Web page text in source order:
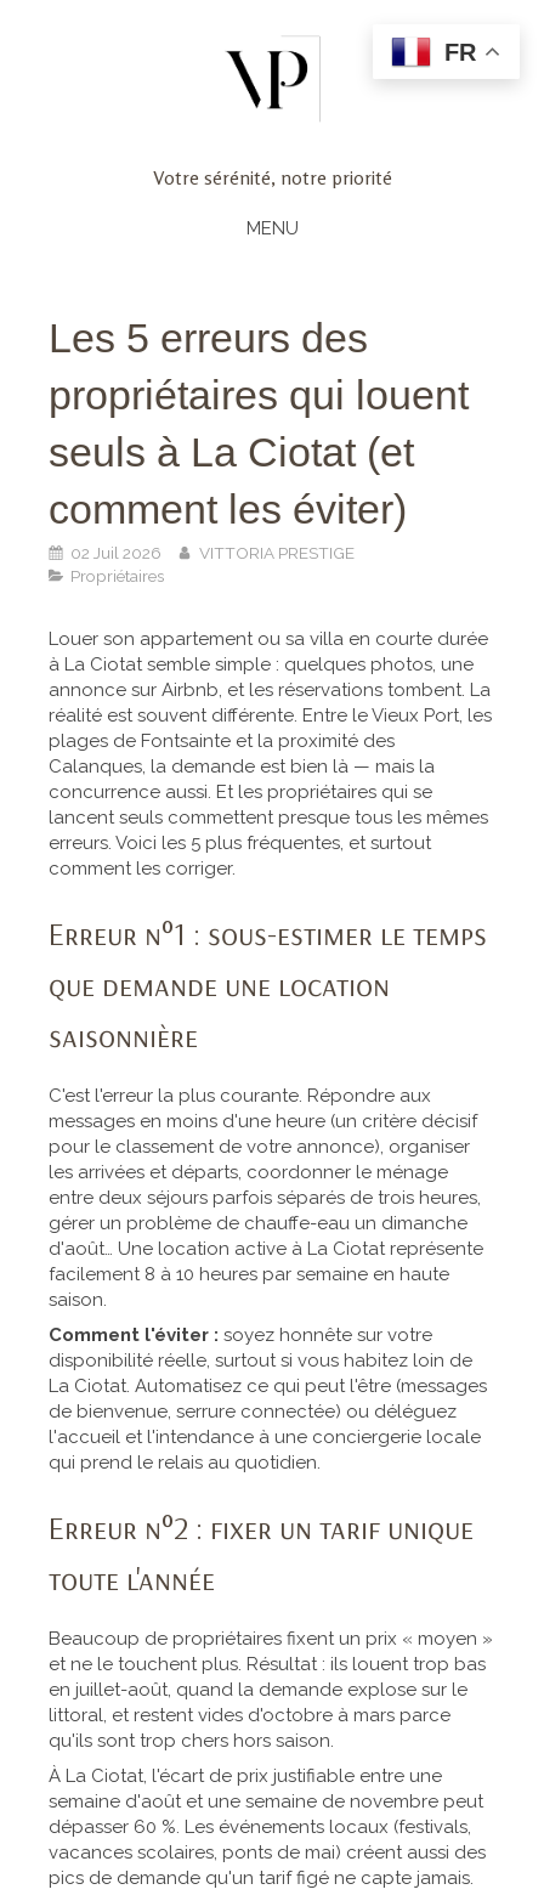
Votre sérénité, notre priorité
MENU
Les 5 erreurs des
propriétaires qui louent
seuls à La Ciotat (et
comment les éviter)
02 Juil 2026
VITTORIA PRESTIGE
Propriétaires
Louer son appartement ou sa villa en courte durée
à La Ciotat semble simple : quelques photos, une
annonce sur Airbnb, et les réservations tombent. La
réalité est souvent différente. Entre le Vieux Port, les
plages de Fontsainte et la proximité des
Calanques, la demande est bien là — mais la
concurrence aussi. Et les propriétaires qui se
lancent seuls commettent presque tous les mêmes
erreurs. Voici les 5 plus fréquentes, et surtout
comment les corriger.
Erreur n°1 : sous-estimer le temps
que demande une location
saisonnière
C'est l'erreur la plus courante. Répondre aux
messages en moins d'une heure (un critère décisif
pour le classement de votre annonce), organiser
les arrivées et départs, coordonner le ménage
entre deux séjours parfois séparés de trois heures,
gérer un problème de chauffe-eau un dimanche
d'août… Une location active à La Ciotat représente
facilement 8 à 10 heures par semaine en haute
saison.
Comment l'éviter : soyez honnête sur votre
disponibilité réelle, surtout si vous habitez loin de
La Ciotat. Automatisez ce qui peut l'être (messages
de bienvenue, serrure connectée) ou déléguez
l'accueil et l'intendance à une conciergerie locale
qui prend le relais au quotidien.
Erreur n°2 : fixer un tarif unique
toute l'année
Beaucoup de propriétaires fixent un prix « moyen »
et ne le touchent plus. Résultat : ils louent trop bas
en juillet-août, quand la demande explose sur le
littoral, et restent vides d'octobre à mars parce
qu'ils sont trop chers hors saison.
À La Ciotat, l'écart de prix justifiable entre une
semaine d'août et une semaine de novembre peut
dépasser 60 %. Les événements locaux (festivals,
vacances scolaires, ponts de mai) créent aussi des
pics de demande qu'un tarif figé ne capte jamais.
FR